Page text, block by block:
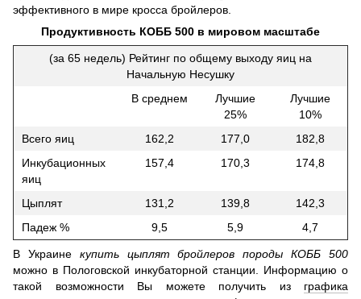
эффективного в мире кросса бройлеров.
Продуктивность КОББ 500 в мировом масштабе
(за 65 недель) Рейтинг по общему выходу яиц на
Начальную Несушку
В среднем
Лучшие
25%
Лучшие
10%
Всего яиц
162,2 177,0
182,8
Инкубационных
яиц
157,4 170,3 174,8
Цыплят 131,2 139,8
142,3
Падеж %
9,5 5,9 4,7
В Украине купить цыплят бройлеров породы КОББ 500
можно в Пологовской инкубаторной станции. Информацию о
такой возможности Вы можете получить из графика